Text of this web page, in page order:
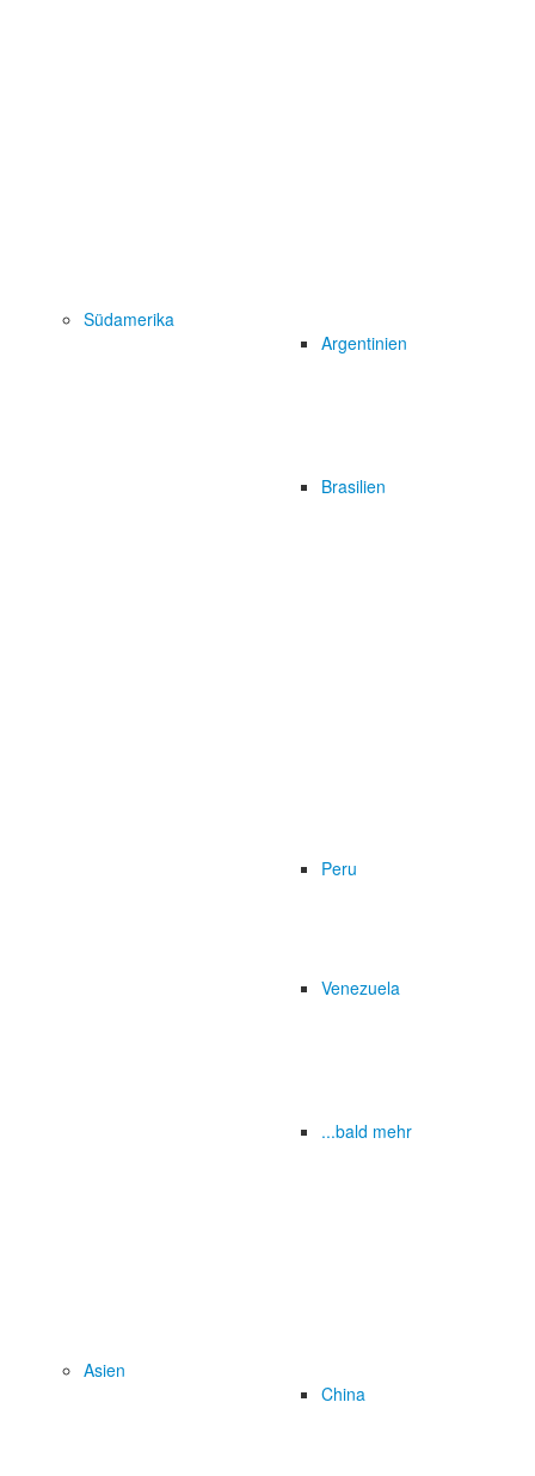
Südamerika
Argentinien
Brasilien
Peru
Venezuela
...bald mehr
Asien
China